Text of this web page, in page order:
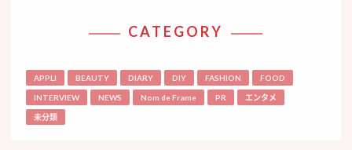
CATEGORY
APPLI BEAUTY DIARY DIY FASHION FOOD
INTERVIEW NEWS Nom de Frame PR エンタメ
未分類